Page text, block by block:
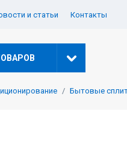
и статьи Контакты
Бытовые